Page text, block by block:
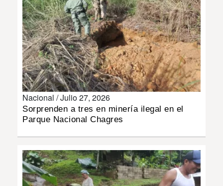
NACIONAL
POLÍTICA
SHOW
DEPORTES
INSÓLITAS
MULTIMEDIA
Nacional /Julio 27, 2026
Sorprenden a tres en minería ilegal en el
Parque Nacional Chagres